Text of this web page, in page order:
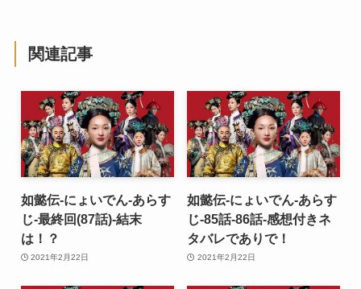
関連記事
如懿伝-にょいでん-あらす
じ-最終回(87話)-結末
は！？
2021年2月22日
如懿伝-にょいでん-あらす
じ-85話-86話-感想付きネ
タバレでありで！
2021年2月22日